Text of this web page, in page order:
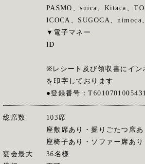
PASMO、suica、Kitaca、
ICOCA、SUGOCA、nimoca
▼電子マネー
ID
※レシート及び領収書にイン
を印字しております
●登録番号：T6010701005431
総席数
103席
座敷席あり・掘りごたつ席あ
座椅子あり・ソファー席あり
宴会最大
36名様